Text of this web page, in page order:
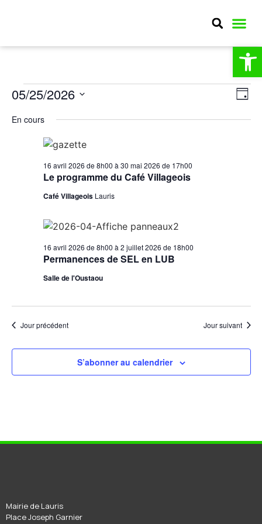
Jour
05/25/2026
une
date.
En cours
Le programme du Café Villageois
16 avril 2026 de 8h00 à 30 mai 2026 de 17h00
Café Villageois Lauris
Permanences de SEL en LUB
16 avril 2026 de 8h00 à 2 juillet 2026 de 18h00
Salle de l'Oustaou
Jour précédent Jour suivant
S’abonner au calendrier
Mairie de Lauris
Place Joseph Garnier